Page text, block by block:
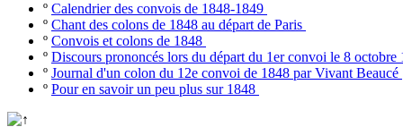
º Calendrier des convois de 1848-1849
º Chant des colons de 1848 au départ de Paris
º Convois et colons de 1848
º Discours prononcés lors du départ du 1er convoi le 8 octobre
º Journal d'un colon du 12e convoi de 1848 par Vivant Beaucé
º Pour en savoir un peu plus sur 1848